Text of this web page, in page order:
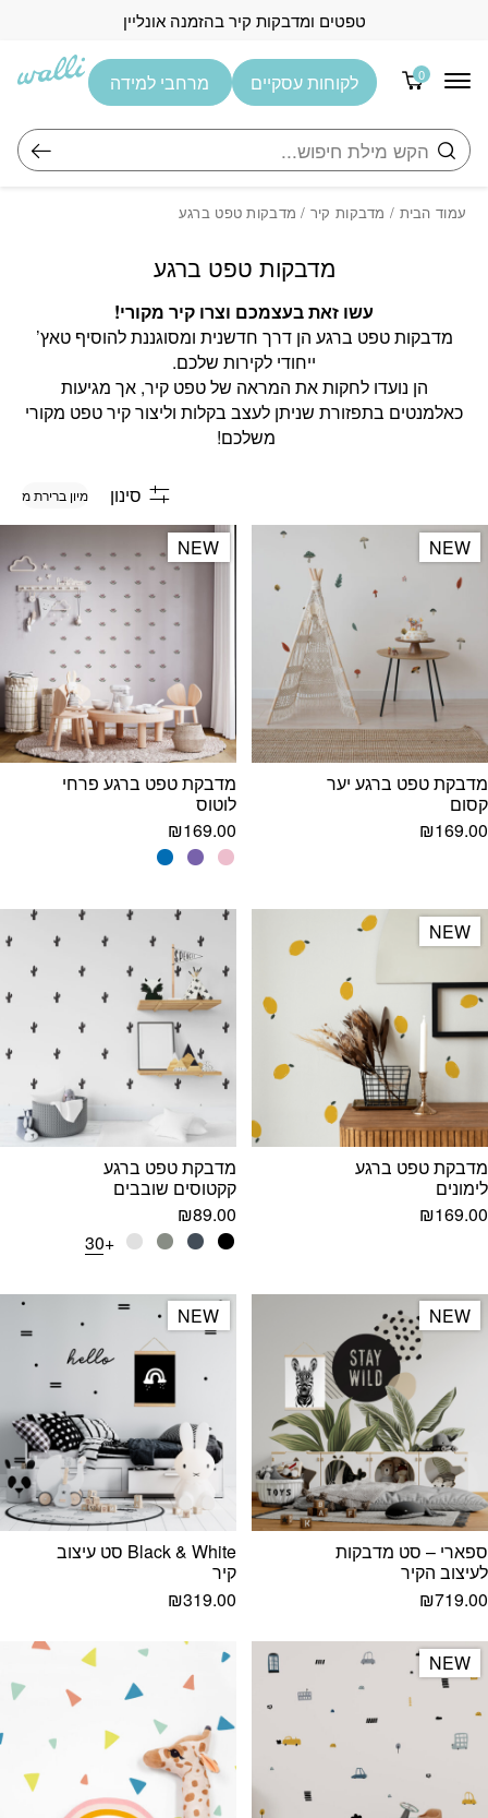
טפטים ומדבקות קיר בהזמנה אונליין
0
חיפוש
לקוחות עסקיים מרחבי למידה
עמוד הבית / מדבקות קיר / מדבקות טפט ברגע
מדבקות טפט ברגע
עשו זאת בעצמכם וצרו קיר מקורי!
מדבקות טפט ברגע הן דרך חדשנית ומסוגננת להוסיף טאץ’
ייחודי לקירות שלכם.
הן נועדו לחקות את המראה של טפט קיר, אך מגיעות
כאלמנטים בתפזורת שניתן לעצב בקלות וליצור קיר טפט מקורי
משלכם!
סינון
NEW
NEW
מדבקת טפט ברגע יער
קסום
₪169.00
NEW
NEW
מדבקת טפט ברגע פרחי
לוטוס
₪169.00
NEW
NEW
מדבקת טפט ברגע
לימונים
₪169.00
מדבקת טפט ברגע
קקטוסים שובבים
₪89.00
+30
NEW
NEW
ספארי – סט מדבקות
לעיצוב הקיר
₪719.00
NEW
NEW
Black & White סט עיצוב
קיר
₪319.00
NEW
NEW